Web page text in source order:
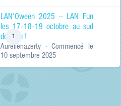
1
LAN'Oween 2025 – LAN Fun
les 17-18-19 octobre au sud
de Lyon !
Aurelienazerty · Commencé le
10 septembre 2025